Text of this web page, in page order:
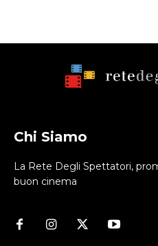
Chi Siamo
La Rete Degli Spettatori,
buon cinema